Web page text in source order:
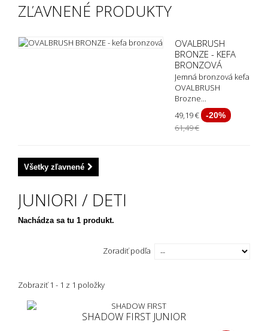
ZĽAVNENÉ PRODUKTY
OVALBRUSH
BRONZE - KEFA
BRONZOVÁ
Jemná bronzová kefa
OVALBRUSH
Brozne...
49,19 €
-20%
61,49 €
Všetky zľavnené
JUNIORI / DETI
Nachádza sa tu 1 produkt.
Zoradiť podľa
Zobraziť 1 - 1 z 1 položky
SHADOW FIRST JUNIOR